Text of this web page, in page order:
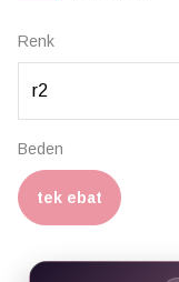
Renk
Beden
tek ebat